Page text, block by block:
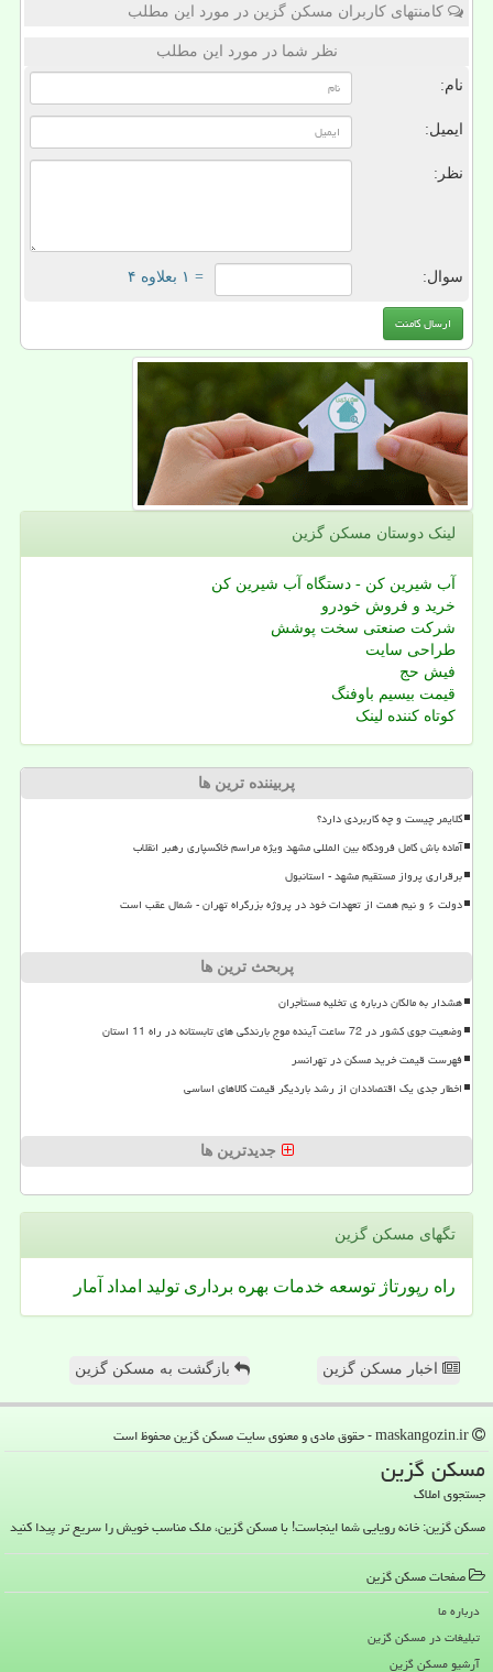
کامنتهای کاربران مسکن گزین در مورد این مطلب
نظر شما در مورد این مطلب
نام:
ایمیل:
نظر:
سوال: = ۱ بعلاوه ۴
لینک دوستان مسكن گزین
آب شیرین کن - دستگاه آب شیرین کن
خرید و فروش خودرو
شرکت صنعتی سخت پوشش
طراحی سایت
فیش حج
قیمت بیسیم باوفنگ
کوتاه کننده لینک
پربیننده ترین ها
کلایمر چیست و چه کاربردی دارد؟
آماده باش کامل فرودگاه بین المللی مشهد ویژه مراسم خاکسپاری رهبر انقلاب
برقراری پرواز مستقیم مشهد - استانبول
دولت ۶ و نیم همت از تعهدات خود در پروژه بزرگراه تهران - شمال عقب است
پربحث ترین ها
هشدار به مالکان درباره ی تخلیه مستأجران
وضعیت جوی کشور در 72 ساعت آینده موج بارندگی های تابستانه در راه 11 استان
فهرست قیمت خرید مسکن در تهرانسر
اخطار جدی یک اقتصاددان از رشد باردیگر قیمت کالاهای اساسی
جدیدترین ها
تگهای مسكن گزین
راه رپورتاژ توسعه خدمات بهره برداری تولید امداد آمار
اخبار مسکن گزین بازگشت به مسکن گزین
مسكن گزین
جستجوی املاک
مسکن گزین: خانه رویایی شما اینجاست! با مسکن گزین، ملک مناسب خویش را سریع تر پیدا کنید
صفحات مسكن گزین
درباره ما
تبلیغات در مسكن گزین
آرشیو مسكن گزین